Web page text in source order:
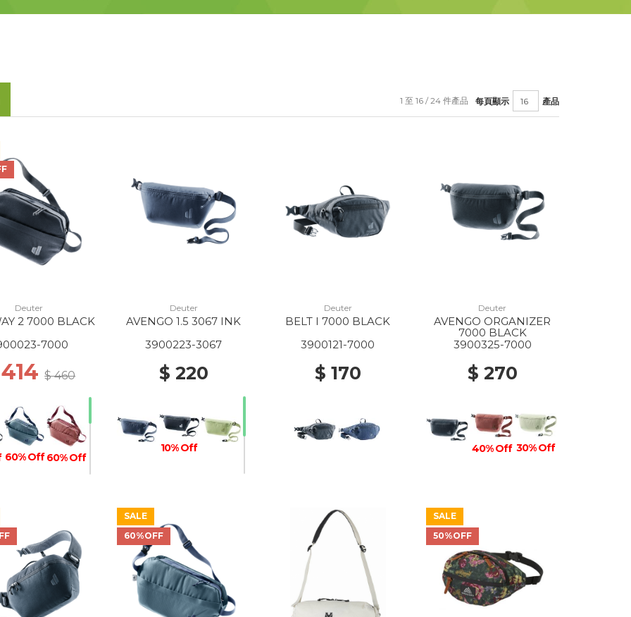
每頁顯示 產品
1 至 16 / 24 件產品
Deuter
2 7000 BLACK
7000
$ 460
60% Off 60% Off
20% Off 10% Off
10% Off
Deuter
AVENGO 1.5 3067 INK
3900223-3067
$ 220
10% Off
Deuter
BELT I 7000 BLACK
3900121-7000
$ 170
Deuter
AVENGO ORGANIZER
7000 BLACK
3900325-7000
$ 270
40% Off 30% Off
SALE
60%OFF
SALE
50%OFF